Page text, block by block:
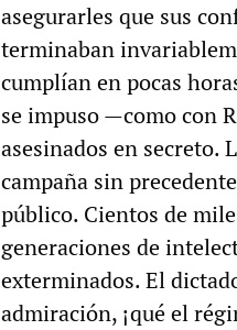
asegurarles que sus
terminaban
cumplían en pocas
se impuso —como con
asesinados en secreto.
campaña sin
público. Cientos de
generaciones de
exterminados. El
admiración, ¡qué el